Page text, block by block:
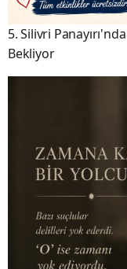
5. Silivri
Bekliyor